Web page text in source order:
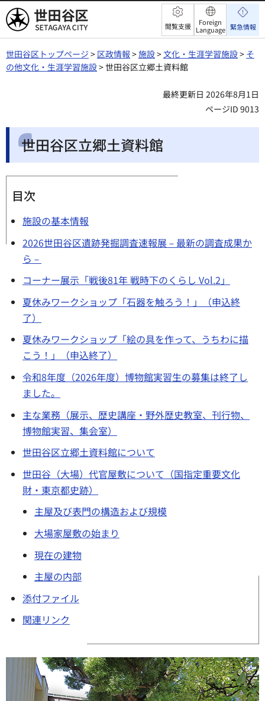
世田谷区 閲覧支援
Foreign
Language 緊急情報
世田谷区トップページ > 区政情報 >施設>文化・生涯学習施設> そ
の他文化・生涯学習施設> 世田谷区立郷土資料館
最終更新日 2026年8月1日
ページID 9013
世田谷区立郷土資料館
目次
施設の基本情報
2026世田谷区遺跡発掘調査速報展－最新の調査成果か
ら－
コーナー展示「戦後81年 戦時下のくらし Vol.2」
夏休みワークショップ「石器を触ろう！」（申込終
了）
夏休みワークショップ「絵の具を作って、うちわに描
こう！」（申込終了）
令和8年度（2026年度）博物館実習生の募集は終了し
ました。
主な業務（展示、歴史講座・野外歴史教室、刊行物、
博物館実習、集会室）
世田谷区立郷土資料館について
世田谷（大場）代官屋敷について（国指定重要文化
財・東京都史跡）
主屋及び表門の構造および規模
大場家屋敷の始まり
現在の建物
主屋の内部
添付ファイル
関連リンク